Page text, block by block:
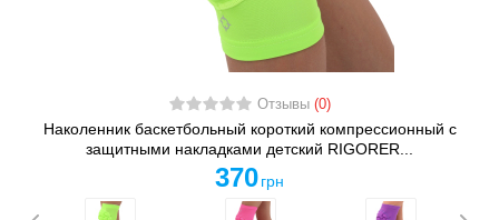
Отзывы (0)
Наколенник баскетбольный короткий компрессионный с
защитными накладками детский RIGORER...
370 грн